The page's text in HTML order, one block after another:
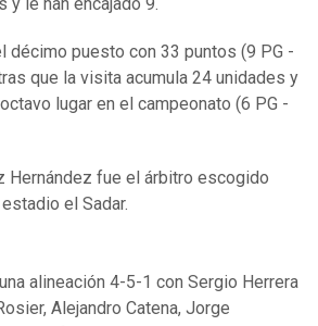
décimo puesto con 33 puntos (9 PG -
que la visita acumula 24 unidades y
lugar en el campeonato (6 PG -
Hernández fue el árbitro escogido
el Sadar.
alineación 4-5-1 con Sergio Herrera
Alejandro Catena, Jorge